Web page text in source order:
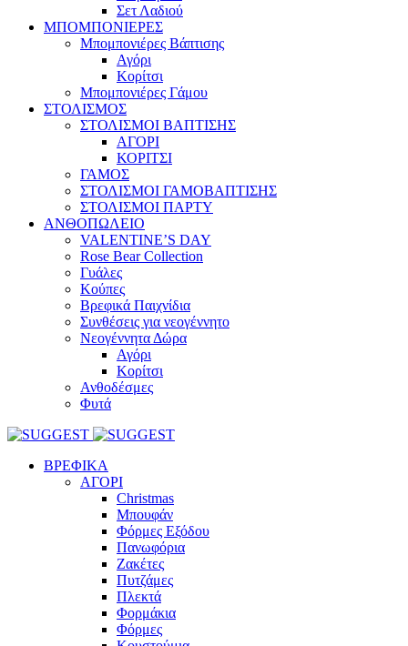
Σετ Λαδιού
ΜΠΟΜΠΟΝΙΕΡΕΣ
Μπομπονιέρες Βάπτισης
Αγόρι
Κορίτσι
Μπομπονιέρες Γάμου
ΣΤΟΛΙΣΜΟΣ
ΣΤΟΛΙΣΜΟΙ ΒΑΠΤΙΣΗΣ
ΑΓΟΡΙ
ΚΟΡΙΤΣΙ
ΓΑΜΟΣ
ΣΤΟΛΙΣΜΟΙ ΓΑΜΟΒΑΠΤΙΣΗΣ
ΣΤΟΛΙΣΜΟΙ ΠΑΡΤΥ
ΑΝΘΟΠΩΛΕΙΟ
VALENTINE’S DAY
Rose Bear Collection
Γυάλες
Κούπες
Βρεφικά Παιχνίδια
Συνθέσεις για νεογέννητο
Νεογέννητα Δώρα
Αγόρι
Κορίτσι
Ανθοδέσμες
Φυτά
ΒΡΕΦΙΚΑ
ΑΓΟΡΙ
Christmas
Μπουφάν
Φόρμες Εξόδου
Πανωφόρια
Ζακέτες
Πυτζάμες
Πλεκτά
Φορμάκια
Φόρμες